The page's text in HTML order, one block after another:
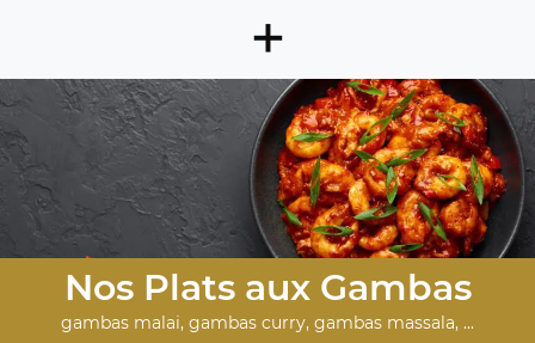
+
Nos Plats aux Gambas
gambas malai, gambas curry, gambas massala, ...